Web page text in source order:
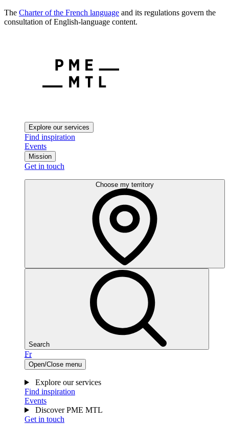
The Charter of the French language and its regulations govern the
consultation of English-language content.
Explore our services
Find inspiration
Events
Mission
Get in touch
Choose my territory
Search
Fr
Open/Close menu
Explore our services
Find inspiration
Events
Discover PME MTL
Get in touch